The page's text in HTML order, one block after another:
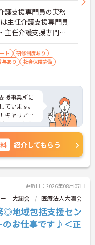
支援専門員の実務
主任介護支援専門員
主任介護支援専門員
ト
研修制度あり
与あり
社会保険完備
援事業所に
います。
キャリアア
メントに興
、さらに
相談くださ
紹介してもらう
更新日：2026年08月07日
ー 大潤会 医療法人大潤会
◎地域包括支援セン
のお仕事です♪＜正